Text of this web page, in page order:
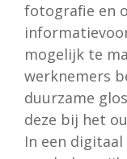
fotografie en
mogelijk te
werknemers
duurzame
deze bij het
In een